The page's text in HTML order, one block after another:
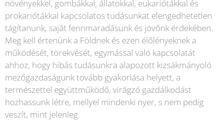
növényekkel, gombákkal, állatokkal, eukariótákkal és
prokariótákkal kapcsolatos tudásunkat elengedhetetlen
tágítanunk, saját fennmaradásunk és jövőnk érdekében.
Meg kell értenünk a Földnek és ezen élőlényeknek a
működését, törekvését, egymással való kapcsolatát
ahhoz, hogy hibás tudásunkra alapozott kizsákmányoló
mezőgazdaságunk tovább gyakorlása helyett, a
természettel együttműködő, virágzó gazdálkodást
hozhassunk létre, mellyel mindenki nyer, s nem pedig
veszít, mint jelenleg.